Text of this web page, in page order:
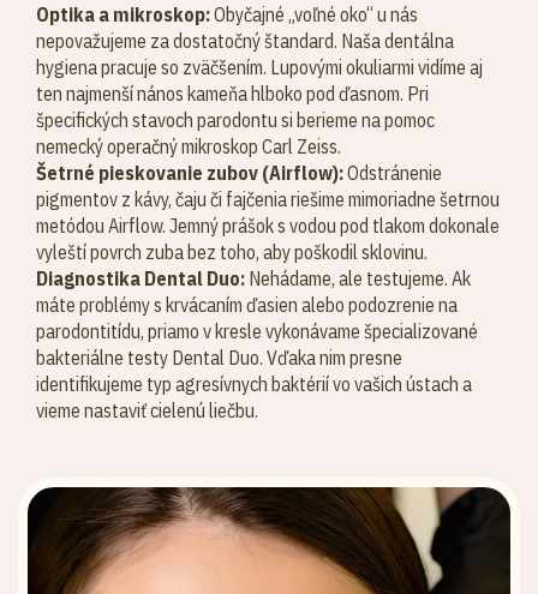
Optika a mikroskop:Obyčajné „voľné oko“ u nás
nepovažujeme za dostatočný štandard. Naša dentálna
hygiena pracuje so zväčšením. Lupovými okuliarmi vidíme aj
ten najmenší nános kameňa hlboko pod ďasnom. Pri
špecifických stavoch parodontu si berieme na pomoc
nemecký operačný mikroskop Carl Zeiss.
Šetrné pieskovanie zubov (Airflow):Odstránenie
pigmentov z kávy, čaju či fajčenia riešime mimoriadne šetrnou
metódou Airflow. Jemný prášok s vodou pod tlakom dokonale
vyleští povrch zuba bez toho, aby poškodil sklovinu.
Diagnostika Dental Duo: Nehádame, ale testujeme. Ak
máte problémy s krvácaním ďasien alebo podozrenie na
parodontitídu, priamo v kresle vykonávame špecializované
bakteriálne testy Dental Duo. Vďaka nim presne
identifikujeme typ agresívnych baktérií vo vašich ústach a
vieme nastaviť cielenú liečbu.